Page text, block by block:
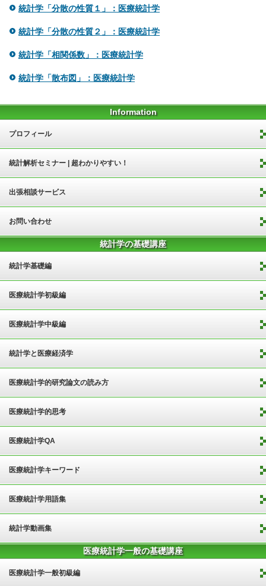
統計学「分散の性質１」：医療統計学
統計学「分散の性質２」：医療統計学
統計学「相関係数」：医療統計学
統計学「散布図」：医療統計学
Information
プロフィール
統計解析セミナー | 超わかりやすい！
出張相談サービス
お問い合わせ
統計学の基礎講座
統計学基礎編
医療統計学初級編
医療統計学中級編
統計学と医療経済学
医療統計学的研究論文の読み方
医療統計学的思考
医療統計学QA
医療統計学キーワード
医療統計学用語集
統計学動画集
医療統計学一般の基礎講座
医療統計学一般初級編